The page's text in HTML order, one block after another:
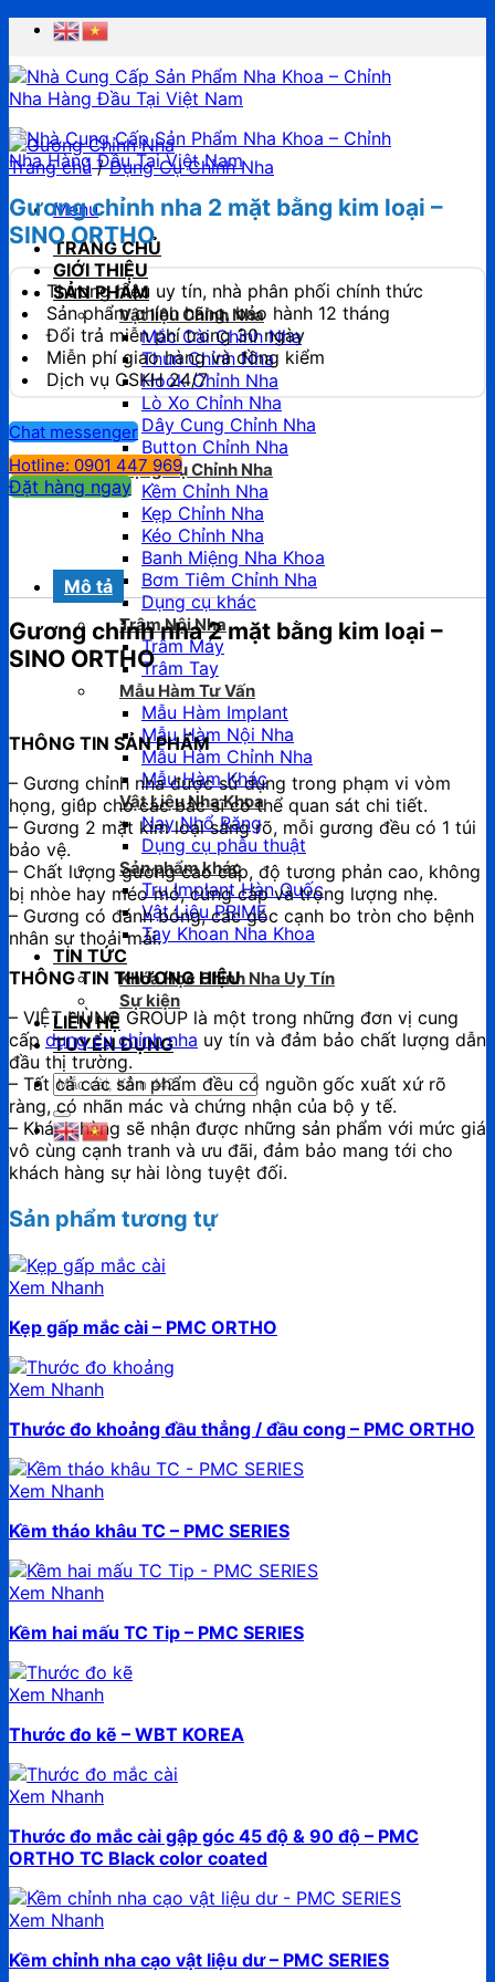
Chuyển
nội
dung
Menu
TRANG CHỦ
GIỚI THIỆU
SẢN PHẨM
Vật liệu Chỉnh Nha
Mắc Cài Chỉnh Nha
Thun Chỉnh Nha
Hook Chỉnh Nha
Lò Xo Chỉnh Nha
Dây Cung Chỉnh Nha
Button Chỉnh Nha
Dụng Cụ Chỉnh Nha
Kềm Chỉnh Nha
Kẹp Chỉnh Nha
Kéo Chỉnh Nha
Banh Miệng Nha Khoa
Bơm Tiêm Chỉnh Nha
Dụng cụ khác
Trâm Nội Nha
Trâm Máy
Trâm Tay
Mẫu Hàm Tư Vấn
Mẫu Hàm Implant
Mẫu Hàm Nội Nha
Mẫu Hàm Chỉnh Nha
Mẫu Hàm Khác
Vật Liệu Nha Khoa
Nạy Nhổ Răng
Dụng cụ phẫu thuật
Sản phẩm khác
Trụ Implant Hàn Quốc
Vật Liệu PRIME
Tay Khoan Nha Khoa
TIN TỨC
Khóa Học Chỉnh Nha Uy Tín
Sự kiện
LIÊN HỆ
TUYỂN DỤNG
Tìm
kiếm:
Trang chủ / Dụng Cụ Chỉnh Nha
Gương chỉnh nha 2 mặt bằng kim loại –
SINO ORTHO
Thương hiệu uy tín, nhà phân phối chính thức
Sản phẩm chính hãng, bảo hành 12 tháng
Đổi trả miễn phí trong 30 ngày
Miễn phí giao hàng và đồng kiểm
Dịch vụ CSKH 24/7
Chat messenger
Hotline: 0901 447 969
Đặt hàng ngay
Mô tả
Gương chỉnh nha 2 mặt bằng kim loại –
SINO ORTHO
THÔNG TIN SẢN PHẨM
– Gương chỉnh nha được sử dụng trong phạm vi vòm
họng, giúp cho các bác sĩ có thể quan sát chi tiết.
– Gương 2 mặt kim loại sáng rõ, mỗi gương đều có 1 túi
bảo vệ.
– Chất lượng gương cao cấp, độ tương phản cao, không
bị nhòe hay méo mó, cứng cáp và trọng lượng nhẹ.
– Gương có đánh bóng, các góc cạnh bo tròn cho bệnh
nhân sự thoải mái.
THÔNG TIN THƯƠNG HIỆU
– VIỆT HÙNG GROUP là một trong những đơn vị cung
cấp dụng cụ chỉnh nha uy tín và đảm bảo chất lượng dẫn
đầu thị trường.
– Tất cả các sản phẩm đều có nguồn gốc xuất xứ rõ
ràng, có nhãn mác và chứng nhận của bộ y tế.
– Khách hàng sẽ nhận được những sản phẩm với mức giá
vô cùng cạnh tranh và ưu đãi, đảm bảo mang tới cho
khách hàng sự hài lòng tuyệt đối.
Sản phẩm tương tự
Xem Nhanh
Kẹp gấp mắc cài – PMC ORTHO
Xem Nhanh
Thước đo khoảng đầu thẳng / đầu cong – PMC ORTHO
Xem Nhanh
Kềm tháo khâu TC – PMC SERIES
Xem Nhanh
Kềm hai mấu TC Tip – PMC SERIES
Xem Nhanh
Thước đo kẽ – WBT KOREA
Xem Nhanh
Thước đo mắc cài gập góc 45 độ & 90 độ – PMC
ORTHO TC Black color coated
Xem Nhanh
Kềm chỉnh nha cạo vật liệu dư – PMC SERIES